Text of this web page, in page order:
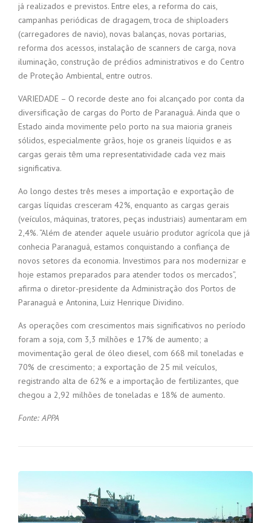
já realizados e previstos. Entre eles, a reforma do cais,
campanhas periódicas de dragagem, troca de shiploaders
(carregadores de navio), novas balanças, novas portarias,
reforma dos acessos, instalação de scanners de carga, nova
iluminação, construção de prédios administrativos e do Centro
de Proteção Ambiental, entre outros.
VARIEDADE – O recorde deste ano foi alcançado por conta da
diversificação de cargas do Porto de Paranaguá. Ainda que o
Estado ainda movimente pelo porto na sua maioria graneis
sólidos, especialmente grãos, hoje os graneis líquidos e as
cargas gerais têm uma representatividade cada vez mais
significativa.
Ao longo destes três meses a importação e exportação de
cargas líquidas cresceram 42%, enquanto as cargas gerais
(veículos, máquinas, tratores, peças industriais) aumentaram em
2,4%. “Além de atender aquele usuário produtor agrícola que já
conhecia Paranaguá, estamos conquistando a confiança de
novos setores da economia. Investimos para nos modernizar e
hoje estamos preparados para atender todos os mercados”,
afirma o diretor-presidente da Administração dos Portos de
Paranaguá e Antonina, Luiz Henrique Dividino.
As operações com crescimentos mais significativos no período
foram a soja, com 3,3 milhões e 17% de aumento; a
movimentação geral de óleo diesel, com 668 mil toneladas e
70% de crescimento; a exportação de 25 mil veículos,
registrando alta de 62% e a importação de fertilizantes, que
chegou a 2,92 milhões de toneladas e 18% de aumento.
Fonte: APPA